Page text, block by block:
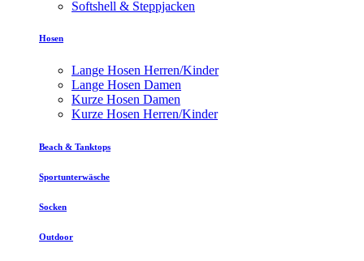
Softshell & Steppjacken
Hosen
Lange Hosen Herren/Kinder
Lange Hosen Damen
Kurze Hosen Damen
Kurze Hosen Herren/Kinder
Beach & Tanktops
Sportunterwäsche
Socken
Outdoor